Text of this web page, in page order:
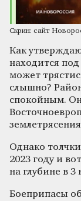
Скрин: сайт
Как
находится
может
слышно?
спокойным.
Однако
2023 году и
на глубине в 3
Боеприпасы